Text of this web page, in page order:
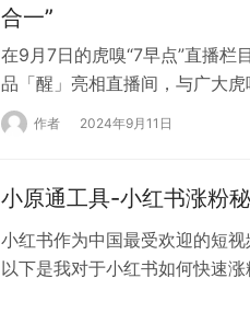
合一”
在9月7日的虎嗅“7早点”直播栏
品「醒」亮相直播间，与广大
为“早点见面吧”的直播首秀，
亩花…
作者 2024年9月11日
小原通工具-小红书涨粉
小红书作为中国最受欢迎的短
以下是我对于小红书如何快速